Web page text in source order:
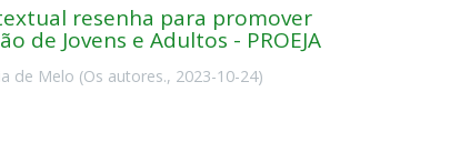
resenha para promover
de Jovens e Adultos - PROEJA
de Melo (Os autores., 2023-10-24)